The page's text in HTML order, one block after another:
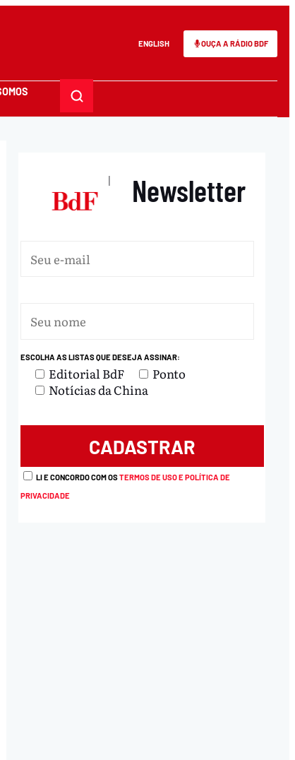
ENGLISH OUÇA A RÁDIO BDF
| Newsletter
ESCOLHA AS LISTAS QUE DESEJA ASSINAR:
Editorial BdF
Ponto
Notícias da China
LI E CONCORDO COM OSTERMOS DE USO E POLÍTICA DE
PRIVACIDADE